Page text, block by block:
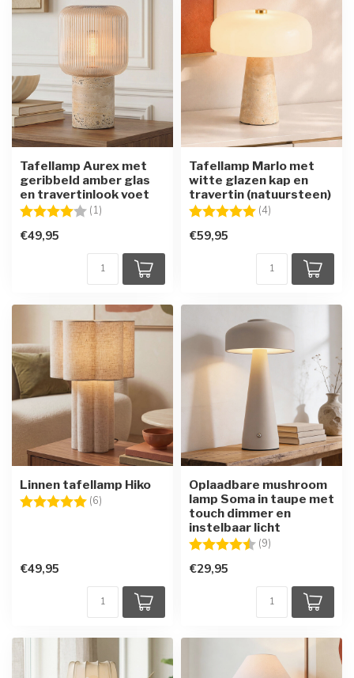
Tafellamp Aurex met
geribbeld amber glas
en travertinlook voet
Beoordeling: (1)
€49,95
Tafellamp Marlo met
witte glazen kap en
travertin (natuursteen)
Beoordeling: (4)
€59,95
Linnen tafellamp Hiko
Beoordeling: (6)
€49,95
Oplaadbare mushroom
lamp Soma in taupe met
touch dimmer en
instelbaar licht
Beoordeling: (9)
€29,95